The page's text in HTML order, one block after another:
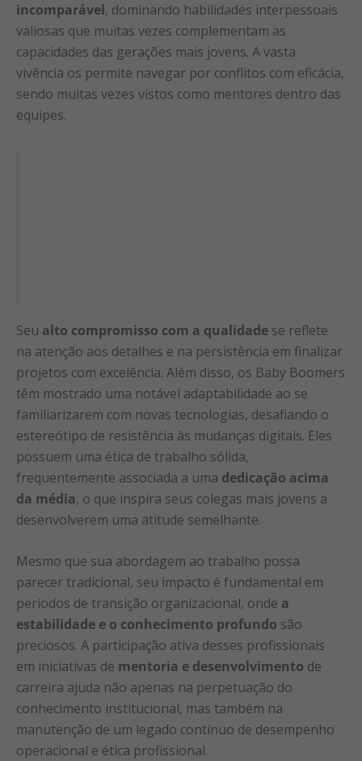
incomparável, dominando habilidades interpessoais
valiosas que muitas vezes complementam as
capacidades das gerações mais jovens. A vasta
vivência os permite navegar por conflitos com eficácia,
sendo muitas vezes vistos como mentores dentro das
equipes.
Seu alto compromisso com a qualidade se reflete
na atenção aos detalhes e na persistência em finalizar
projetos com excelência. Além disso, os Baby Boomers
têm mostrado uma notável adaptabilidade ao se
familiarizarem com novas tecnologias, desafiando o
estereótipo de resistência às mudanças digitais. Eles
possuem uma ética de trabalho sólida,
frequentemente associada a uma dedicação acima
da média, o que inspira seus colegas mais jovens a
desenvolverem uma atitude semelhante.
Mesmo que sua abordagem ao trabalho possa
parecer tradicional, seu impacto é fundamental em
períodos de transição organizacional, onde a
estabilidade e o conhecimento profundo são
preciosos. A participação ativa desses profissionais
em iniciativas de mentoria e desenvolvimento de
carreira ajuda não apenas na perpetuação do
conhecimento institucional, mas também na
manutenção de um legado contínuo de desempenho
operacional e ética profissional.